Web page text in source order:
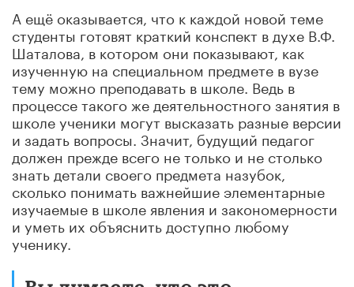
А ещё оказывается, что к каждой новой теме
студенты готовят краткий конспект в духе В.Ф.
Шаталова, в котором они показывают, как
изученную на специальном предмете в вузе
тему можно преподавать в школе. Ведь в
процессе такого же деятельностного занятия в
школе ученики могут высказать разные версии
и задать вопросы. Значит, будущий педагог
должен прежде всего не только и не столько
знать детали своего предмета назубок,
сколько понимать важнейшие элементарные
изучаемые в школе явления и закономерности
и уметь их объяснить доступно любому
ученику.